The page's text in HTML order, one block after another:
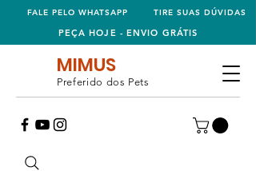
FALE PELO WHATSAPP TIRE SUAS DÚVIDAS
PEÇA HOJE - ENVIO GRÁTIS
MIMUS
Preferido dos Pets